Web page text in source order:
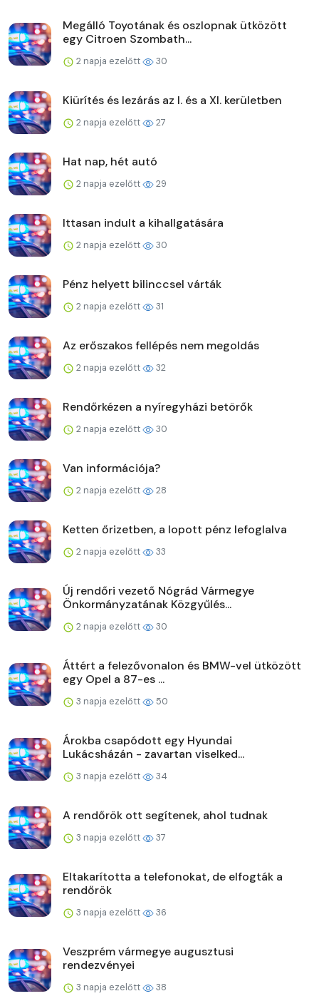
Megálló Toyotának és oszlopnak ütközött
egy Citroen Szombath...
2 napja ezelőtt 30
Kiürítés és lezárás az I. és a XI. kerületben
2 napja ezelőtt 27
Hat nap, hét autó
2 napja ezelőtt 29
Ittasan indult a kihallgatására
2 napja ezelőtt 30
Pénz helyett bilinccsel várták
2 napja ezelőtt 31
Az erőszakos fellépés nem megoldás
2 napja ezelőtt 32
Rendőrkézen a nyíregyházi betörők
2 napja ezelőtt 30
Van információja?
2 napja ezelőtt 28
Ketten őrizetben, a lopott pénz lefoglalva
2 napja ezelőtt 33
Új rendőri vezető Nógrád Vármegye
Önkormányzatának Közgyűlés...
2 napja ezelőtt 30
Áttért a felezővonalon és BMW-vel ütközött
egy Opel a 87-es ...
3 napja ezelőtt 50
Árokba csapódott egy Hyundai
Lukácsházán - zavartan viselked...
3 napja ezelőtt 34
A rendőrök ott segítenek, ahol tudnak
3 napja ezelőtt 37
Eltakarította a telefonokat, de elfogták a
rendőrök
3 napja ezelőtt 36
Veszprém vármegye augusztusi
rendezvényei
3 napja ezelőtt 38